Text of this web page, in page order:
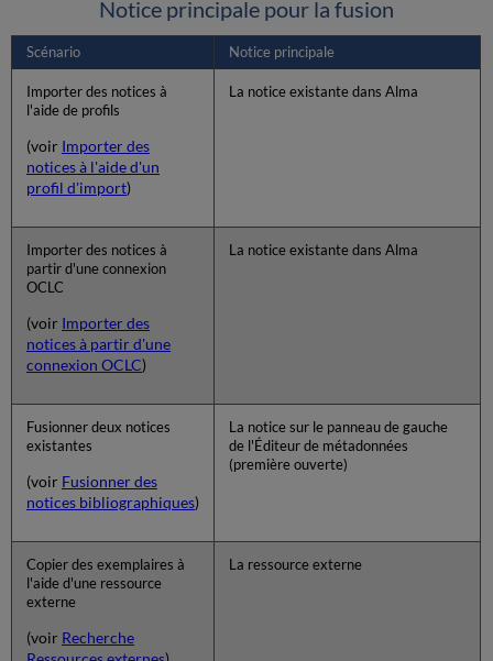
Notice principale pour la fusion
Scénario Notice principale
Importer des notices à
l'aide de profils
(voir Importer des
notices à l'aide d'un
profil d'import)
La notice existante dans Alma
Importer des notices à
partir d'une connexion
OCLC
(voir Importer des
notices à partir d'une
connexion OCLC)
La notice existante dans Alma
Fusionner deux notices
existantes
(voir Fusionner des
notices bibliographiques)
La notice sur le panneau de gauche
de l'Éditeur de métadonnées
(première ouverte)
Copier des exemplaires à
l'aide d'une ressource
externe
(voir Recherche
La ressource externe